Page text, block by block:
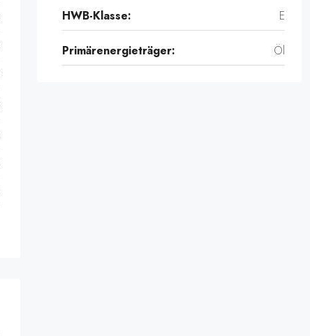
HWB-Klasse: E
Primärenergieträger: Öl